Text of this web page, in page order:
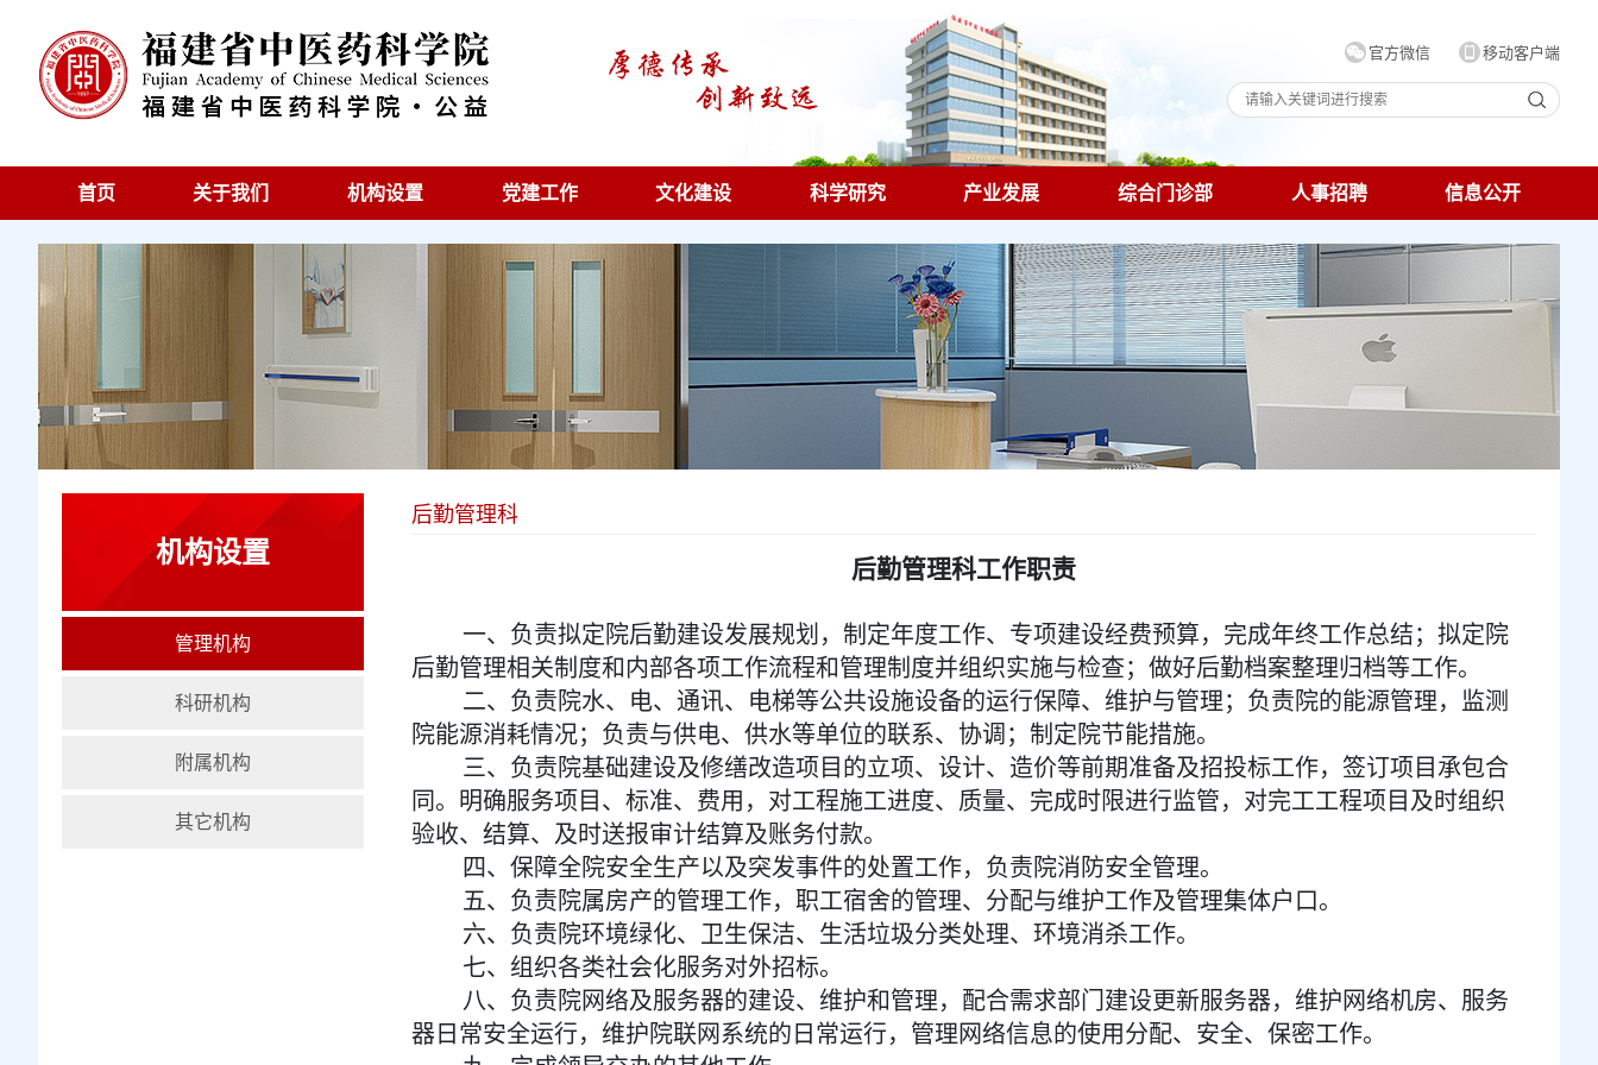
官方微信 移动客户端
首页 关于我们 机构设置 党建工作 文化建设 科学研究 产业发展 综合门诊部 人事招聘 信息公开
机构设置
管理机构
科研机构
附属机构
其它机构
后勤管理科
后勤管理科工作职责
一、负责拟定院后勤建设发展规划，制定年度工作、专项建设经费预算，完成年终工作总结；拟定院
后勤管理相关制度和内部各项工作流程和管理制度并组织实施与检查；做好后勤档案整理归档等工作。
二、负责院水、电、通讯、电梯等公共设施设备的运行保障、维护与管理；负责院的能源管理，监测
院能源消耗情况；负责与供电、供水等单位的联系、协调；制定院节能措施。
三、负责院基础建设及修缮改造项目的立项、设计、造价等前期准备及招投标工作，签订项目承包合
同。明确服务项目、标准、费用，对工程施工进度、质量、完成时限进行监管，对完工工程项目及时组织
验收、结算、及时送报审计结算及账务付款。
四、保障全院安全生产以及突发事件的处置工作，负责院消防安全管理。
五、负责院属房产的管理工作，职工宿舍的管理、分配与维护工作及管理集体户口。
六、负责院环境绿化、卫生保洁、生活垃圾分类处理、环境消杀工作。
七、组织各类社会化服务对外招标。
八、负责院网络及服务器的建设、维护和管理，配合需求部门建设更新服务器，维护网络机房、服务
器日常安全运行，维护院联网系统的日常运行，管理网络信息的使用分配、安全、保密工作。